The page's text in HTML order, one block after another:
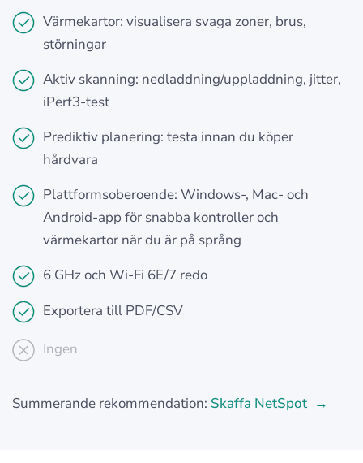
Värmekartor: visualisera svaga zoner, brus,
störningar
Aktiv skanning: nedladdning/uppladdning, jitter,
iPerf3-test
Prediktiv planering: testa innan du köper
hårdvara
Plattformsoberoende: Windows-, Mac- och
Android-app för snabba kontroller och
värmekartor när du är på språng
6 GHz och Wi-Fi 6E/7 redo
Exportera till PDF/CSV
Ingen
Summerande rekommendation: Skaffa NetSpot